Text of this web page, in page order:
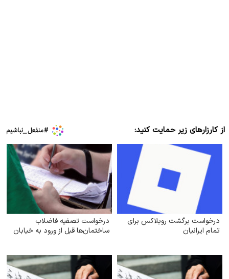
از کارزارهای زیر حمایت کنید:
درخواست برگشت روبلاکس برای
تمام ایرانیان
درخواست تصفیه فاضلاب
ساختمان‌ها قبل از ورود به خیابان